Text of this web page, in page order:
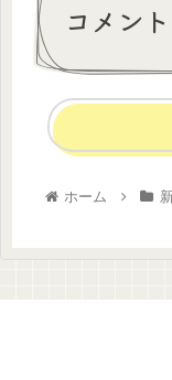
コメント
ホーム